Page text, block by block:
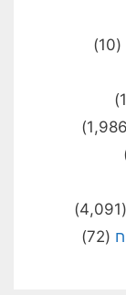
(10)
(4,091)
(72)